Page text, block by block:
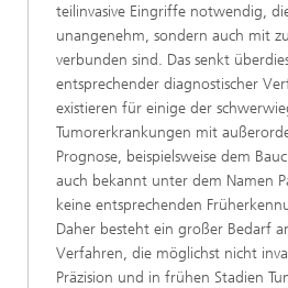
teilinvasive Eingriffe notwendig,
unangenehm, sondern auch mit
verbunden sind. Das senkt
entsprechender diagnostischer
existieren für einige der
Tumorerkrankungen mit
Prognose, beispielsweise dem
auch bekannt unter dem Namen
keine entsprechenden
Daher besteht ein großer Bedarf
Verfahren, die möglichst nicht
Präzision und in frühen Stadien